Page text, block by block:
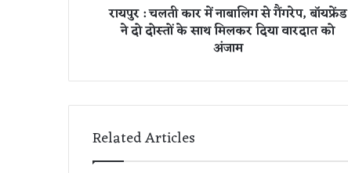
लि
ग
रे
रायपुर : चलती कार में नाबालिग से गैंगरेप, बॉयफ्रेंड
ने दो दोस्तों के साथ मिलकर दिया वारदात को
अंजाम
Related Articles